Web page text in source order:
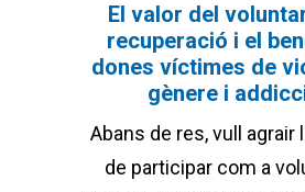
El valor del
recuperació i el
dones víctimes de
gènere i
Abans de res, vull agrair
de participar com a